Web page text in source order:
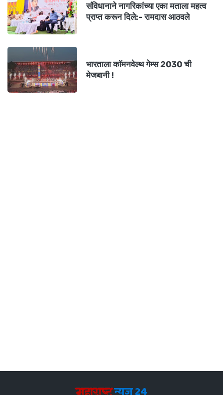
संविधानाने नागरिकांच्या एका मताला महत्व
प्राप्त करून दिले:- रामदास आठवले
भारताला कॉमनवेल्थ गेम्स 2030 ची
मेजबानी !